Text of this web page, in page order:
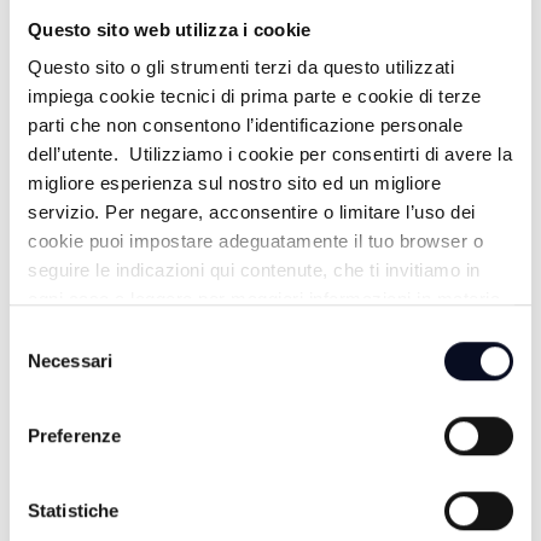
Questo sito web utilizza i cookie
Questo sito o gli strumenti terzi da questo utilizzati
impiega cookie tecnici di prima parte e cookie di terze
parti che non consentono l’identificazione personale
dell’utente. Utilizziamo i cookie per consentirti di avere la
migliore esperienza sul nostro sito ed un migliore
servizio. Per negare, acconsentire o limitare l’uso dei
cookie puoi impostare adeguatamente il tuo browser o
seguire le indicazioni qui contenute, che ti invitiamo in
delNecessari
Preferenze
Statistiche
MUSICA LA NOSTRA VITA
TG GIORNO
18:15
IL VANGELO DELLA GIOIA